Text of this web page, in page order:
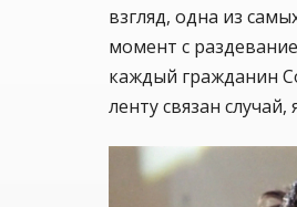
взгляд, одна из
момент с
каждый гражданин
ленту связан